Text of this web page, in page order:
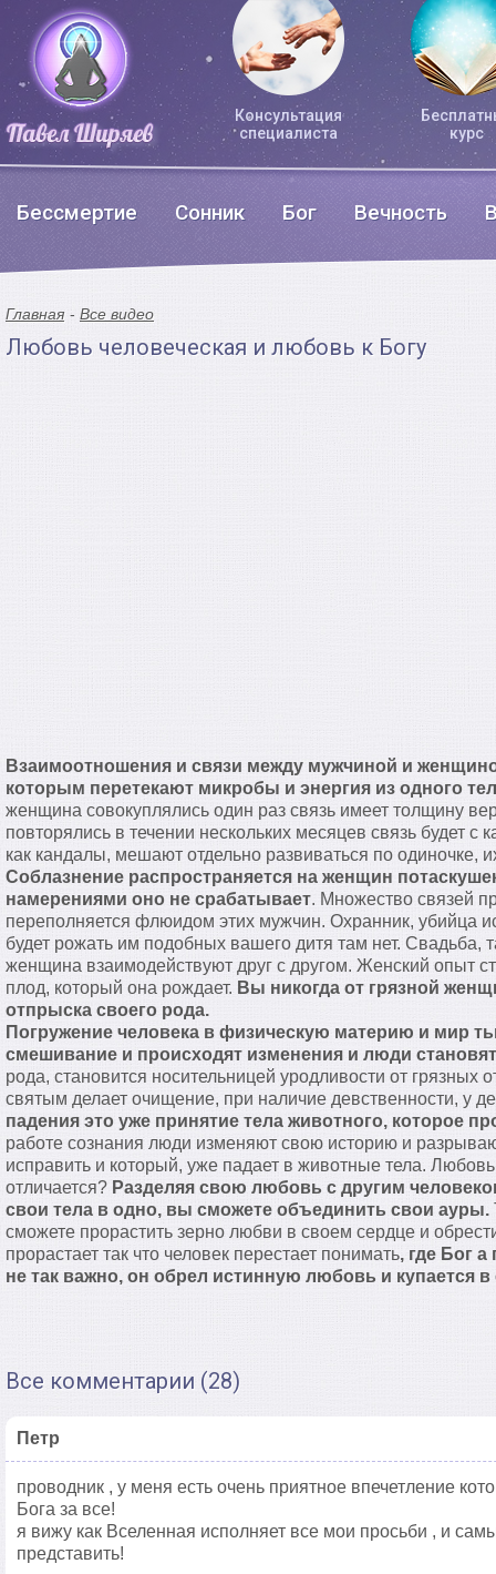
Консультация
специалиста
курс
Бессмертие Сонник Бог Вечность
Главная Все видео
Любовь человеческая и любовь к Богу
Взаимоотношения и связи между мужчиной и
которым перетекают микробы и энергия из одного
женщина совокуплялись один раз связь имеет толщину
повторялись в течении нескольких месяцев связь будет с
как кандалы, мешают отдельно развиваться по одиночке,
Соблазнение распространяется на женщин
намерениями оно не срабатывает. Множество связей
переполняется флюидом этих мужчин. Охранник, убийца
будет рожать им подобных вашего дитя там нет. Свадьба,
женщина взаимодействуют друг с другом. Женский опыт
плод, который она рождает. Вы никогда от грязной
отпрыска своего рода.
Погружение человека в физическую материю и мир
смешивание и происходят изменения и люди
рода, становится носительницей уродливости от
святым делает очищение, при наличие девственности, у
падения это уже принятие тела животного, которое
работе сознания люди изменяют свою историю и
исправить и который, уже падает в животные тела.
отличается? Разделяя свою любовь с другим
свои тела в одно, вы сможете объединить свои ауры.
сможете прорастить зерно любви в своем сердце и
прорастает так что человек перестает понимать, где Бог а
не так важно, он обрел истинную любовь и купается в
Все комментарии (28)
Петр
проводник , у меня есть очень приятное впечетление
Бога за все!
я вижу как Вселенная исполняет все мои просьби , и
представить!